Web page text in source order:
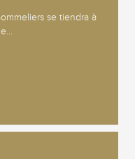
se tiendra à